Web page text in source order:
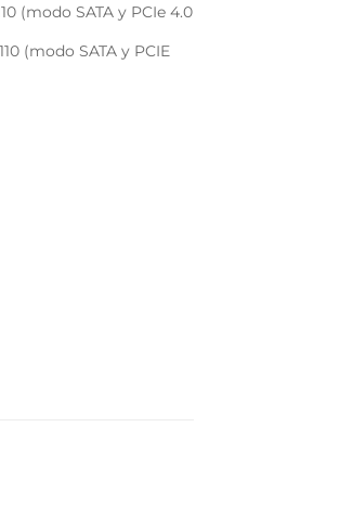
(modo SATA y PCIe 4.0
(modo SATA y PCIE